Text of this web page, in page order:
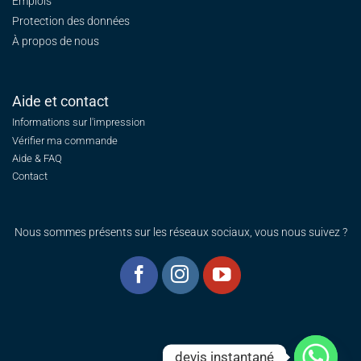
Protection des données
À propos de nous
Aide et contact
Informations sur l'impression
Vérifier ma commande
Aide & FAQ
Contact
Nous sommes présents sur les réseaux sociaux, vous nous suivez ?
devis instantané